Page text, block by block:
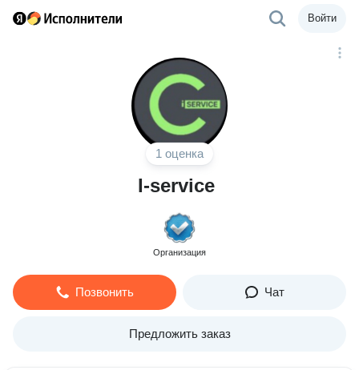
Войти
1 оценка
I-service
Организация
Позвонить Чат
Предложить заказ